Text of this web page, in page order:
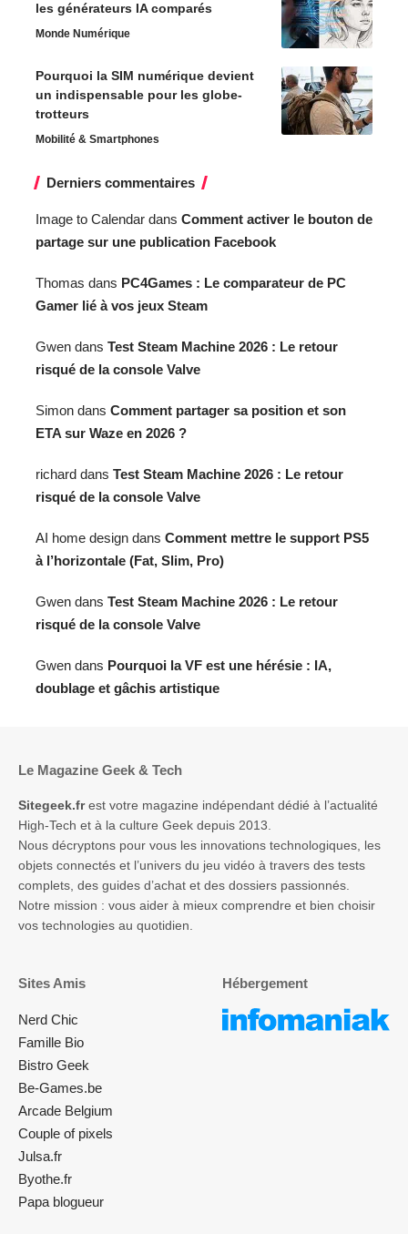
les générateurs IA comparés
Monde Numérique
Pourquoi la SIM numérique devient
un indispensable pour les globe-
trotteurs
Mobilité & Smartphones
Derniers commentaires
Image to Calendar dans Comment activer le bouton de
partage sur une publication Facebook
Thomas dans PC4Games : Le comparateur de PC
Gamer lié à vos jeux Steam
Gwen dans Test Steam Machine 2026 : Le retour
risqué de la console Valve
Simon dans Comment partager sa position et son
ETA sur Waze en 2026 ?
richard dans Test Steam Machine 2026 : Le retour
risqué de la console Valve
AI home design dans Comment mettre le support PS5
à l’horizontale (Fat, Slim, Pro)
Gwen dans Test Steam Machine 2026 : Le retour
risqué de la console Valve
Gwen dans Pourquoi la VF est une hérésie : IA,
doublage et gâchis artistique
Le Magazine Geek & Tech
Sitegeek.frest votre magazine indépendant dédié à l’actualité
High-Tech et à la culture Geek depuis 2013.
Nous décryptons pour vous les innovations technologiques, les
objets connectés et l’univers du jeu vidéo à travers des tests
complets, des guides d’achat et des dossiers passionnés.
Notre mission : vous aider à mieux comprendre et bien choisir
vos technologies au quotidien.
Sites Amis
Nerd Chic
Famille Bio
Bistro Geek
Be-Games.be
Arcade Belgium
Couple of pixels
Julsa.fr
Byothe.fr
Papa blogueur
Hébergement